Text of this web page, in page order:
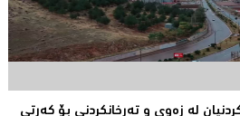
لە زەوى و تەرخانکردنى بۆ کەرتى